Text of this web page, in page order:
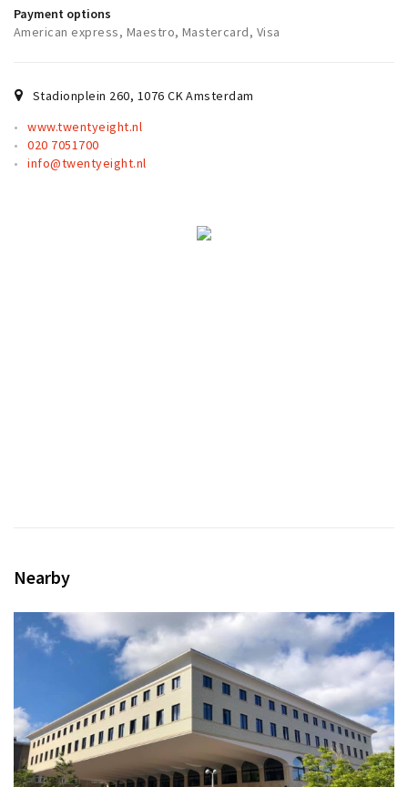
Sign in
Payment options
American express, Maestro, Mastercard, Visa
Stadionplein 260, 1076 CKAmsterdam
www.twentyeight.nl
020 7051700
info@twentyeight.nl
Nearby